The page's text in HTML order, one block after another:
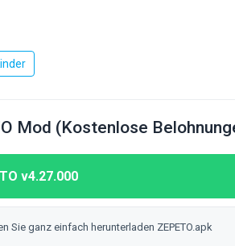
Mod (Kostenlose
v4.27.000
Sie ganz einfach herunterladen ZEPETO.apk